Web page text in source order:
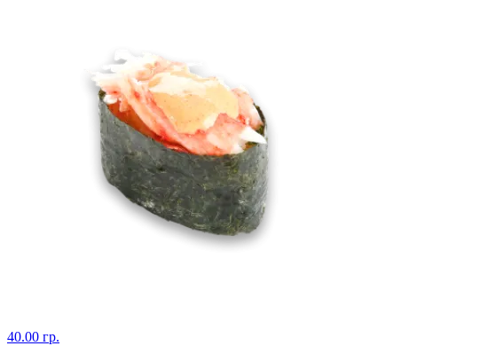
40.00 гр.